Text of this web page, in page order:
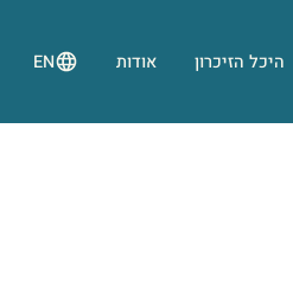
היכל הזיכרון אודות EN